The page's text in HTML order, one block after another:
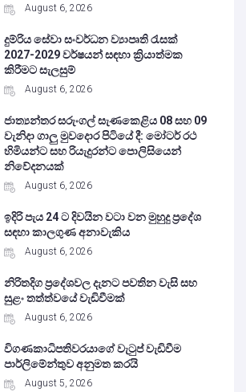
August 6, 2026
දුම්රිය සේවා සංවර්ධන ව්‍යාපෘති රැසක්
2027-2029 වර්ෂයන් සඳහා ක්‍රියාත්මක
කිරීමට සැලසුම්
August 6, 2026
ජාත්‍යන්තර සරුංගල් සැණකෙළිය 08 සහ 09
වැනිදා ගාලු මුවදොර පිටියේ දී: මෝටර් රථ
හිමියන්ට සහ රියැදුරන්ට පොලිසියෙන්
නිවේදනයක්
August 6, 2026
ඉදිරි පැය 24 ට දිවයින වටා වන මුහුදු ප්‍රදේශ
සඳහා කාලගුණ අනාවැකිය
August 6, 2026
නිරිතදිග ප්‍රදේශවල දැනට පවතින වැසි සහ
සුළං තත්ත්වයේ වැඩිවීමක්
August 6, 2026
විගණකාධිපතිවරයාගේ වැටුප් වැඩිවීම
පාර්ලිමේන්තුව අනුමත කරයි
August 5, 2026